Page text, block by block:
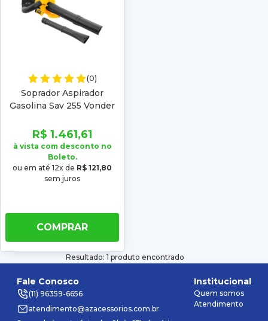
(0)
Soprador Aspirador
Gasolina Sav 255 Vonder
R$ 1.461,61
à vista com desconto no
Boleto.
ou em até 12x de R$ 121,80
sem juros
COMPRAR
Resultado: 1 produto encontrado
Fale Conosco
(11) 96359-6656
atendimento@azacessorios.com.br
Institucional
Quem somos
Atendimento